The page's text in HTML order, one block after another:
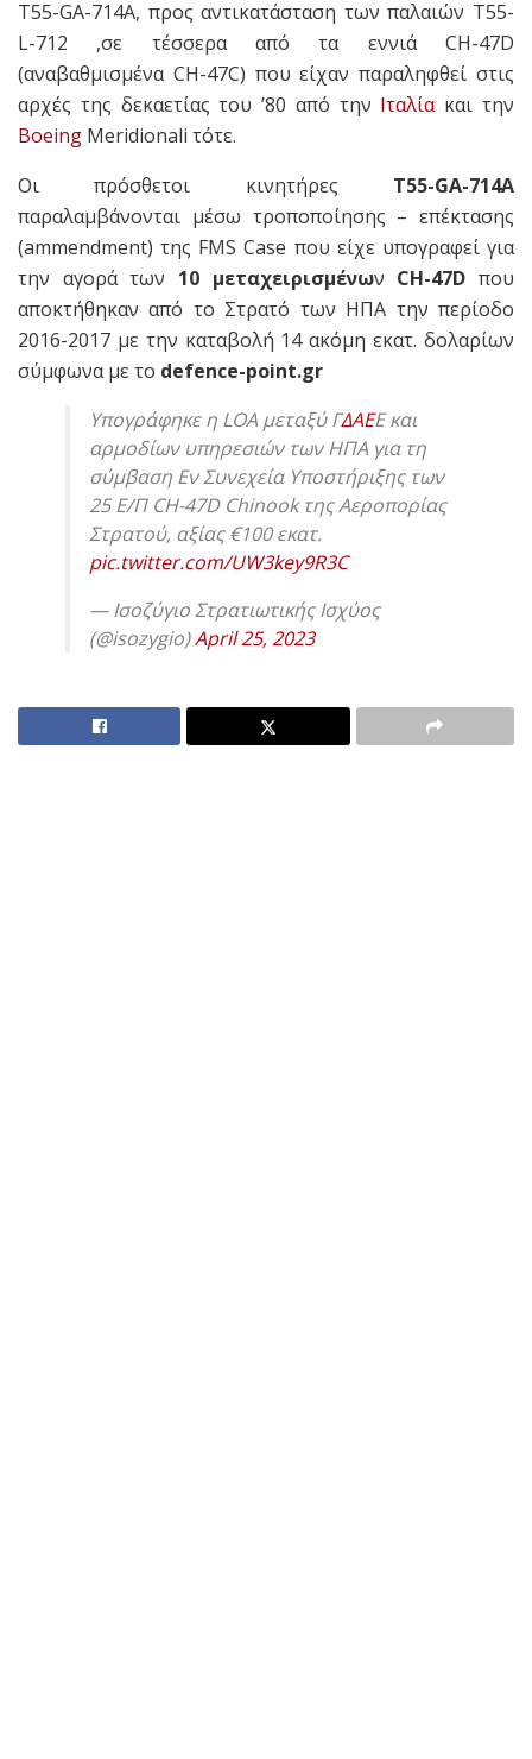
T55-GA-714A, προς αντικατάσταση των παλαιών T55-
L-712 ,σε τέσσερα από τα εννιά CH-47D
(αναβαθμισμένα CH-47C) που είχαν παραληφθεί στις
αρχές της δεκαετίας του ’80 από την Ιταλίακαι την
Boeing Meridionali τότε.
Οι πρόσθετοι κινητήρες T55-GA-714A
παραλαμβάνονται μέσω τροποποίησης – επέκτασης
(ammendment) της FMS Case που είχε υπογραφεί για
την αγορά των 10 μεταχειρισμένων CH-47D που
αποκτήθηκαν από το Στρατό των ΗΠΑ την περίοδο
2016-2017 με την καταβολή 14 ακόμη εκατ. δολαρίων
σύμφωνα με το defence-point.gr
Yπογράφηκε η LOA μεταξύ ΓΔΑΕΕ και
αρμοδίων υπηρεσιών των ΗΠΑ για τη
σύμβαση Εν Συνεχεία Υποστήριξης των
25 Ε/Π CH-47D Chinook της Αεροπορίας
Στρατού, αξίας €100 εκατ.
pic.twitter.com/UW3key9R3C
— Ισοζύγιο Στρατιωτικής Ισχύος
(@isozygio)April 25, 2023